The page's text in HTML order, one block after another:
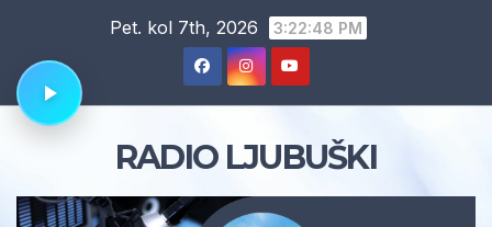
content
Pet. kol 7th, 2026 3:22:49 PM
RADIO LJUBUŠKI